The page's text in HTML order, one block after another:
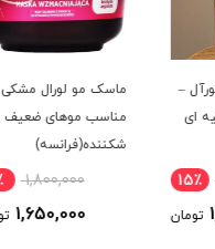
ماسک مو لورال مشکی
مناسب موهای ضعیف و
شکننده(فرانسه)
1,800,000 9٪
1,650,000 تومان